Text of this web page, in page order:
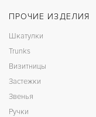
ПРОЧИЕ ИЗДЕЛИЯ
Шкатулки
Trunks
Визитницы
Застежки
Звенья
Ручки